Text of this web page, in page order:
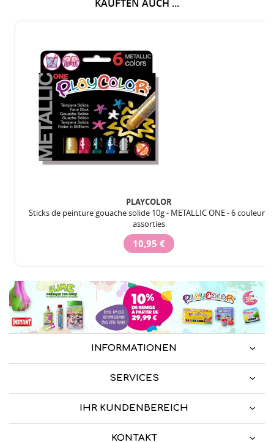
KAUFTEN AUCH ...
PLAYCOLOR
Sticks de peinture gouache solide 10g - METALLIC ONE - 6 couleurs
assorties
10,95 €
INFORMATIONEN
SERVICES
IHR KUNDENBEREICH
KONTAKT